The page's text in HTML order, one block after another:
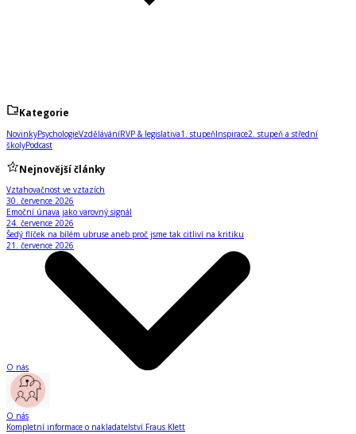
Kategorie
NovinkyPsychologieVzděláváníRVP & legislativa1. stupeňInspirace2. stupeň a střední
školyPodcast
Nejnovější články
Vztahovačnost ve vztazích
30. července 2026
Emoční únava jako varovný signál
24. července 2026
Šedý flíček na bílém ubruse aneb proč jsme tak citliví na kritiku
21. července 2026
O nás
O nás
Kompletní informace o nakladatelství Fraus Klett